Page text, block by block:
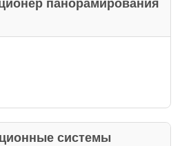
панорамирования
системы